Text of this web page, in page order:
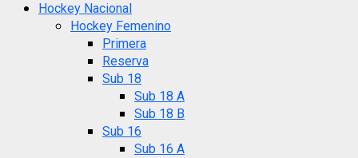
Hockey Nacional
Hockey Femenino
Primera
Reserva
Sub 18
Sub 18 A
Sub 18 B
Sub 16
Sub 16 A